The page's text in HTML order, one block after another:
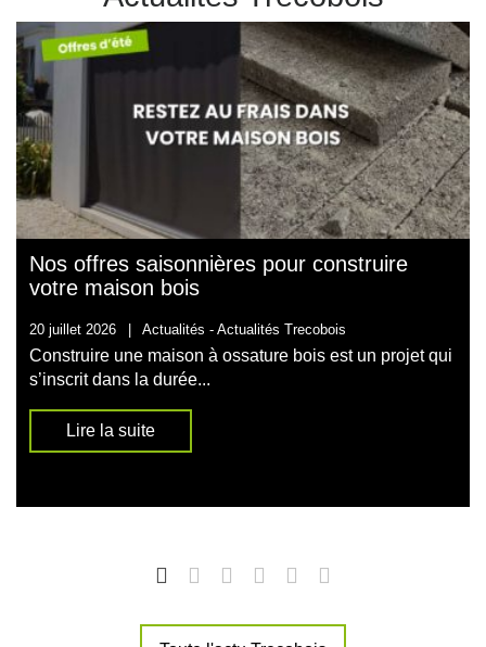
Nos offres saisonnières pour construire
votre maison bois
20 juillet 2026 Actualités - Actualités Trecobois
Construire une maison à ossature bois est un projet qui
s’inscrit dans la durée...
Lire la suite